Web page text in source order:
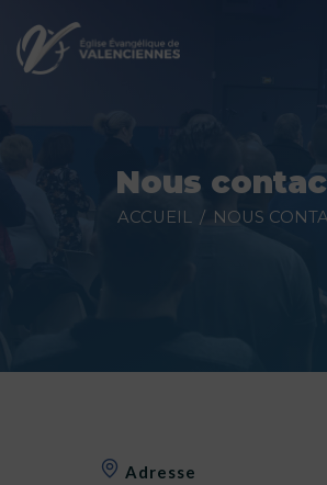
Nous
ACCUEIL NOUS
Évènements
Adresse